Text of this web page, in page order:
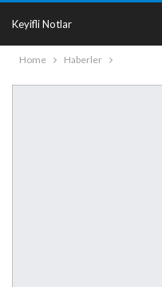
Keyifli Notlar
Home Haberler